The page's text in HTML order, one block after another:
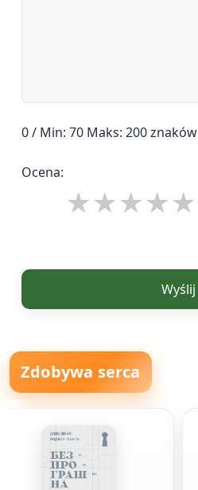
0 / Min: 70 Maks: 200 znaków
Ocena:
Wyślij
Zdobywa serca